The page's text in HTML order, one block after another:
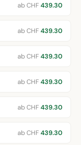
ab CHF439.30
ab CHF439.30
ab CHF439.30
ab CHF439.30
ab CHF439.30
ab CHF439.30